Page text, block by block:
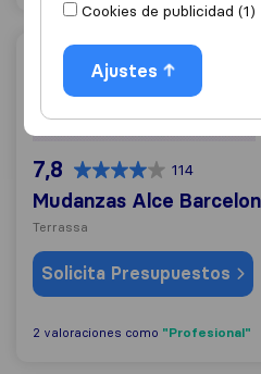
Mudanzas Alce Barcelona
7,8 114
Mudanzas Alce
Terrassa
Solicita Presupuestos
2 valoraciones como "Profesional"
Cookies de publicidad (1)
Ajustes